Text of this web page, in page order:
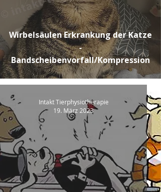
Wirbelsäulen Erkrankung der Katze
-
Bandscheibenvorfall/Kompression
Intakt Tierphysiotherapie
19. März 2023